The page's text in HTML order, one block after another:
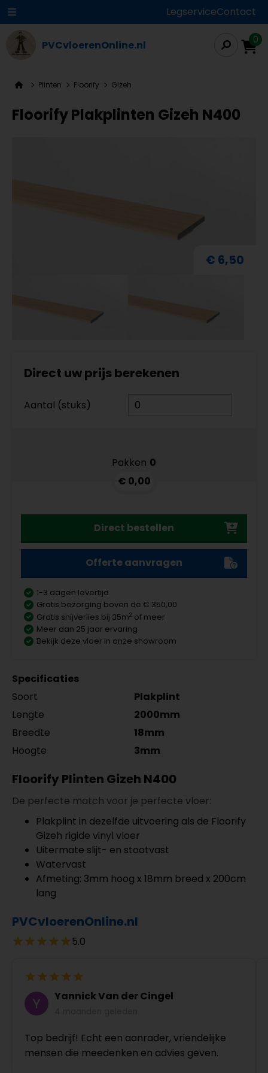
LegserviceContact
PVCvloerenOnline.nl 0
Plinten Floorify Gizeh
Floorify Plakplinten Gizeh N400
€ 6,50
Direct uw prijs berekenen
Aantal (stuks)
Pakken 0
€ 0,00
Direct bestellen
Offerte aanvragen
1-3 dagen levertijd
Gratis bezorging boven de € 350,00
Gratis snijverlies bij 35m2 of meer
Meer dan 25 jaar ervaring
Bekijk deze vloer in onze showroom
Specificaties
Soort
Plakplint
Lengte
2000mm
Breedte
18mm
Hoogte
3mm
Floorify Plinten Gizeh N400
De perfecte match voor je perfecte vloer:
Plakplint in dezelfde uitvoering als de Floorify
Gizeh rigide vinyl vloer
Uitermate slijt- en stootvast
Watervast
Afmeting: 3mm hoog x 18mm breed x 200cm
lang
PVCvloerenOnline.nl
5.0
Yannick Van der Cingel
Top bedrijf! Echt een aanrader, vriendelijke
mensen die meedenken en advies geven.